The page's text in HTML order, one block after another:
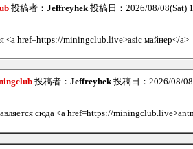
投稿者： Jeffreyhek投稿日：2026/08/08(Sat)
<a href=https://miningclub.live>asic майнер</a>
投稿者： Jeffreyhek投稿日：2026/08/
сюда <a href=https://